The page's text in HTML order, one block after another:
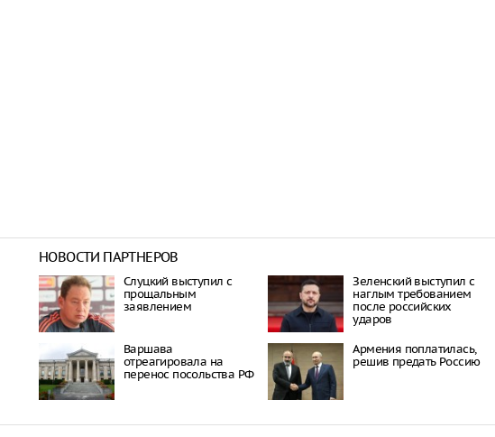
НОВОСТИ ПАРТНЕРОВ
Слуцкий выступил с
прощальным
заявлением
Зеленский выступил с
наглым требованием
после российских
ударов
Варшава
отреагировала на
перенос посольства РФ
Армения поплатилась,
решив предать Россию